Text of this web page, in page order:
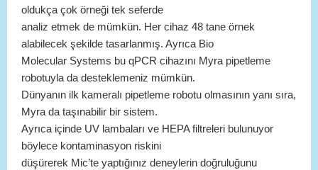
oldukça çok örneği tek seferde
analiz etmek de mümkün. Her cihaz 48 tane örnek
alabilecek şekilde tasarlanmış. Ayrıca Bio
Molecular Systems bu qPCR cihazını Myra pipetleme
robotuyla da desteklemeniz mümkün.
Dünyanın ilk kameralı pipetleme robotu olmasının yanı sıra,
Myra da taşınabilir bir sistem.
Ayrıca içinde UV lambaları ve HEPA filtreleri bulunuyor
böylece kontaminasyon riskini
düşürerek Mic’te yaptığınız deneylerin doğruluğunu